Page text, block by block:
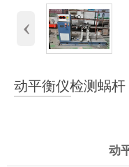
‹
动平衡仪检测蜗杆
动